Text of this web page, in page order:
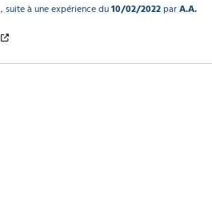
, suite à une expérience du10/02/2022parA.A.